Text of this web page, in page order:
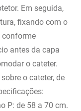
Em seguida,
fixando com o
conforme
antes da capa
o cateter.
o cateter, de
P: de 58 a 70 cm.